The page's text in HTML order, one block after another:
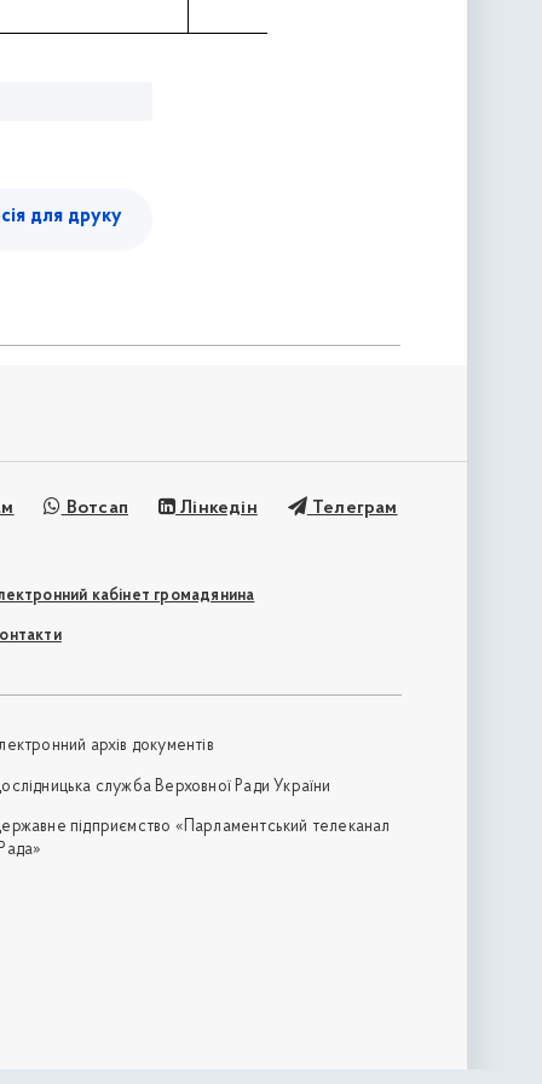
для друку
Вотсап Лінкедін Телеграм
кабінет громадянина
архів документів
служба Верховної Ради України
підприємство «Парламентський телеканал